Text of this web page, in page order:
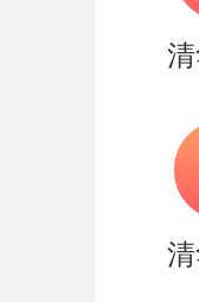
3
机
邮